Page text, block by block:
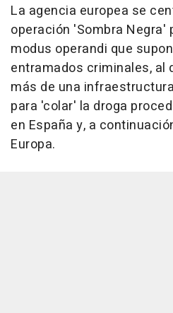
La agencia europea se
operación 'Sombra Negra'
modus operandi que
entramados criminales, al
más de una
para 'colar' la droga
en España y, a
Europa.